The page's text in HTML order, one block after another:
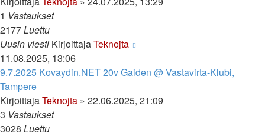
1 Vastaukset
2177Luettu
Uusin viesti KirjoittajaTeknojta
11.08.2025, 13:06
9.7.2025 Kovaydin.NET 20v Gaiden @ Vastavirta-Klubi,
Tampere
KirjoittajaTeknojta » 22.06.2025, 21:09
3 Vastaukset
3028 Luettu